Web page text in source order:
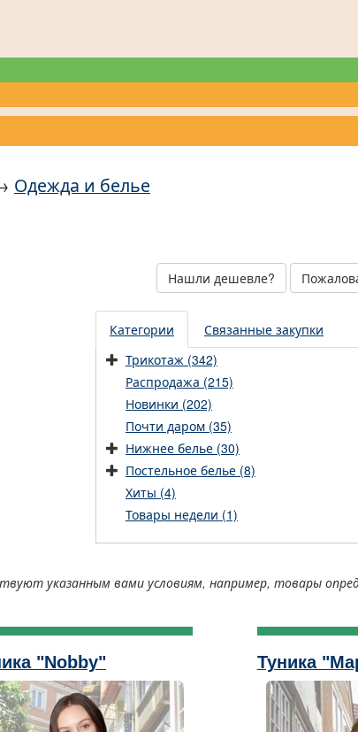
Одежда и белье
Нашли дешевле?
Категории
Связанные закупки
Трикотаж (342)
Распродажа (215)
Новинки (202)
Почти даром (35)
Нижнее белье (30)
Постельное белье (8)
Хиты (4)
Товары недели (1)
указанным вами условиям, например, товары
"Nobby" Туника